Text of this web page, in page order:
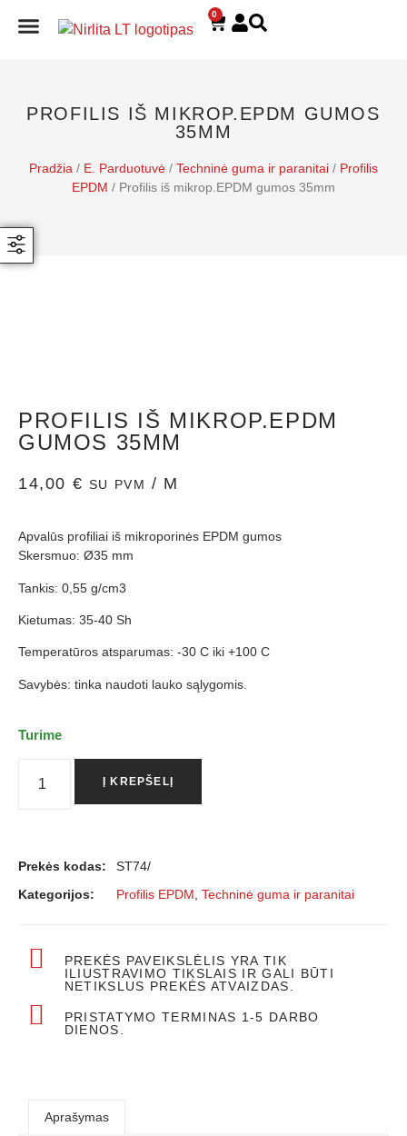
0
PROFILIS IŠ MIKROP.EPDM GUMOS
35MM
Pradžia / E. Parduotuvė / Techninė guma ir paranitai / Profilis
EPDM / Profilis iš mikrop.EPDM gumos 35mm
PROFILIS IŠ MIKROP.EPDM
GUMOS 35MM
14,00 € SU PVM / M
Apvalūs profiliai iš mikroporinės EPDM gumos
Skersmuo: Ø35 mm
Tankis: 0,55 g/cm3
Kietumas: 35-40 Sh
Temperatūros atsparumas: -30 C iki +100 C
Savybės: tinka naudoti lauko sąlygomis.
Turime
Į KREPŠELĮ
Prekės kodas:
ST74/
Kategorijos:
Profilis EPDM Techninė guma ir paranitai
PREKĖS PAVEIKSLĖLIS YRA TIK
ILIUSTRAVIMO TIKSLAIS IR GALI BŪTI
NETIKSLUS PREKĖS ATVAIZDAS.
PRISTATYMO TERMINAS 1-5 DARBO
DIENOS.
Aprašymas